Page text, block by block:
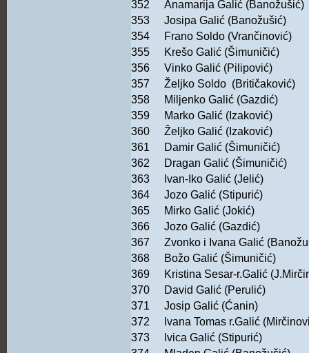
352
Anamarija Galić (Banožušić)
353
Josipa Galić (Banožušić)
354
Frano Soldo (Vrančinović)
355
Krešo Galić (Šimuničić)
356
Vinko Galić (Pilipović)
357
Željko Soldo (Britičaković)
358
Miljenko Galić (Gazdić)
359
Marko Galić (Izaković)
360
Željko Galić (Izaković)
361
Damir Galić (Šimuničić)
362
Dragan Galić (Šimuničić)
363
Ivan-Iko Galić (Jelić)
364
Jozo Galić (Stipurić)
365
Mirko Galić (Jokić)
366
Jozo Galić (Gazdić)
367
Zvonko i Ivana Galić
368
Božo Galić (Šimuničić)
369
Kristina Sesar-r.Galić
370
David Galić (Perulić)
371
Josip Galić (Ćanin)
372
Ivana Tomas r.Galić
373
Ivica Galić (Stipurić)